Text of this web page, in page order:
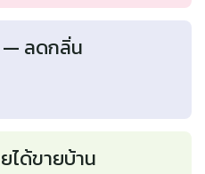
— ลดกลิ่น
ได้ขายบ้าน